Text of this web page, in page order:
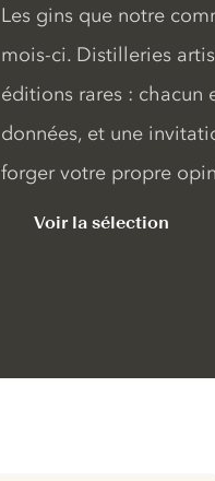
Les gins que notre
mois-ci. Distilleries
éditions rares : chacun
données, et une
forger votre propre
Voir la sélection